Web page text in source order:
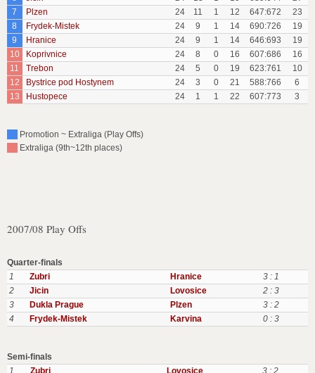
7
Plzen 24 11 1 12 647:672
23
8
Frydek-Mistek 24 9 1 14 690:726
19
9
Hranice 24 9 1 14 646:693
19
10
Koprivnice 24 8 0 16 607:686
16
11
Trebon 24 5 0 19 623:761
10
12
Bystrice pod Hostynem 24 3 0 21 588:766
6
13
Hustopece 24 1 1 22 607:773 3
Promotion ~ Extraliga (Play Offs)
Extraliga (9th~12th places)
2007/08 Play Offs
Quarter-finals
1
Zubri Hranice
3 : 1
2
Jicin Lovosice
2 : 3
3
Dukla Prague Plzen
3 : 2
4
Frydek-Mistek Karvina 0 : 3
Semi-finals
1
Zubri Lovosice
3 : 2